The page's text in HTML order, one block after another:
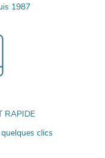
1987
RAPIDE
clics